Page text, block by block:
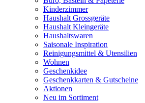
Kinderzimmer
Haushalt Grossgeräte
Haushalt Kleingeräte
Haushaltswaren
Saisonale Inspiration
Reinigungsmittel & Utensilien
Wohnen
Geschenkidee
Geschenkkarten & Gutscheine
Aktionen
Neu im Sortiment